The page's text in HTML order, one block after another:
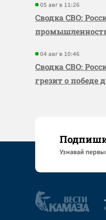
05 авг в 11:26
Сводка СВО:
промышленность
04 авг в 10:46
Сводка СВО:
грезит о победе
Узнaвай